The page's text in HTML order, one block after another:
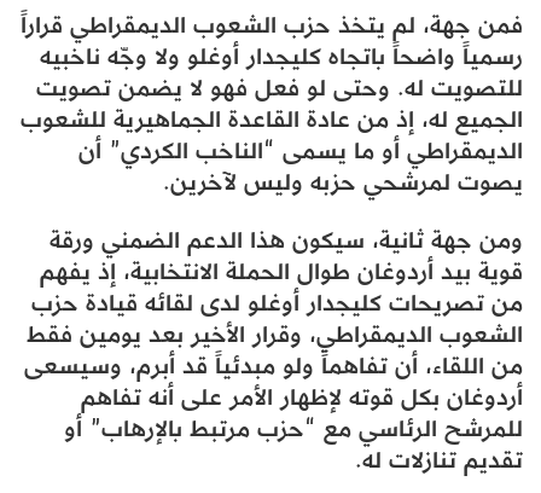
فمن جهة، لم يتخذ حزب الشعوب الديمقراطي قراراً
رسمياً واضحاً باتجاه كليجدار أوغلو ولا وجّه ناخبيه
للتصويت له. وحتى لو فعل فهو لا يضمن تصويت
الجميع له، إذ من عادة القاعدة الجماهيرية للشعوب
الديمقراطي أو ما يسمى “الناخب الكردي” أن
يصوت لمرشحي حزبه وليس لآخرين.
ومن جهة ثانية، سيكون هذا الدعم الضمني ورقة
قوية بيد أردوغان طوال الحملة الانتخابية، إذ يفهم
من تصريحات كليجدار أوغلو لدى لقائه قيادة حزب
الشعوب الديمقراطي، وقرار الأخير بعد يومين فقط
من اللقاء، أن تفاهماً ولو مبدئياً قد أبرم، وسيسعى
أردوغان بكل قوته لإظهار الأمر على أنه تفاهم
للمرشح الرئاسي مع “حزب مرتبط بالإرهاب” أو
تقديم تنازلات له.